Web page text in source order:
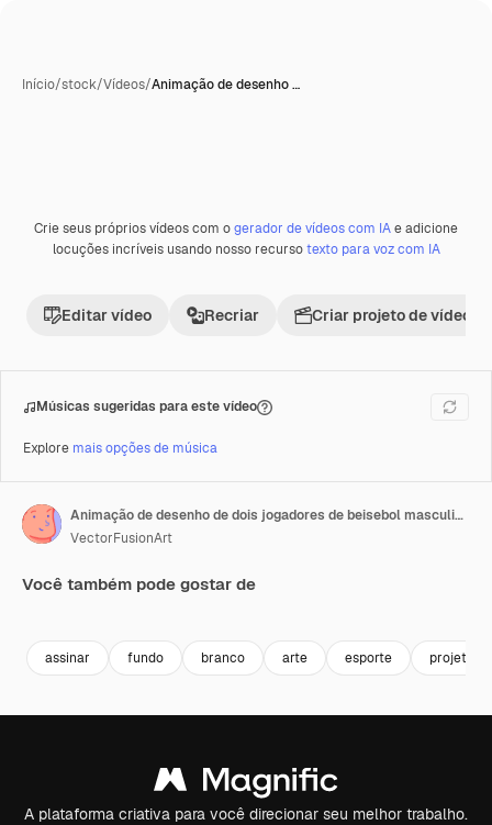
Início/stock/Vídeos/Animação de desenho …
PremiumGerada com IA
Crie seus próprios vídeos com ogerador de vídeos com IAe adicione
locuções incríveis usando nosso recursotexto para voz com IA
Editar vídeo Recriar Criar projeto de vídeo
Músicas sugeridas para este vídeo
Explore mais opções de música
Animação de desenho de dois jogadores de beisebol masculinos em fundo branco
VectorFusionArt
Você também pode gostar de
assinar fundo branco arte esporte projeto
A plataforma criativa para você direcionar seu melhor trabalho.